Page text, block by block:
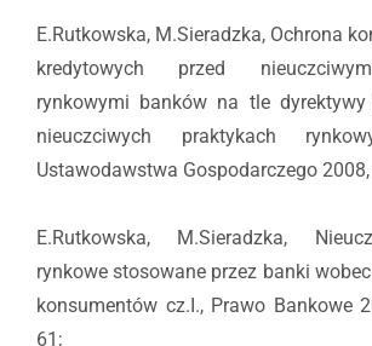
E.Rutkowska, M.Sieradzka, Ochrona
kredytowych przed
rynkowymi banków na tle
nieuczciwych praktykach
Ustawodawstwa Gospodarczego 2008,
E.Rutkowska, M.Sieradzka,
rynkowe stosowane przez banki
konsumentów cz.I., Prawo Bankowe
61;